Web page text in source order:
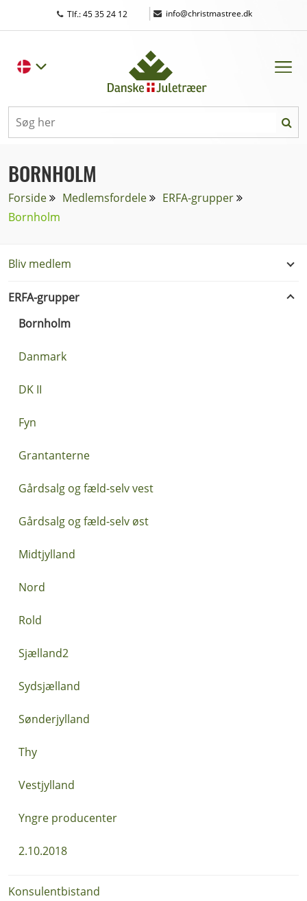
Tlf.: 45 35 24 12 | info@christmastree.dk
BORNHOLM
Forside Medlemsfordele
ERFA-grupper
Bornholm
Bliv medlem
ERFA-grupper
Bornholm
Danmark
DK II
Fyn
Grantanterne
Gårdsalg og fæld-selv vest
Gårdsalg og fæld-selv øst
Midtjylland
Nord
Rold
Sjælland2
Sydsjælland
Sønderjylland
Thy
Vestjylland
Yngre producenter
2.10.2018
Konsulentbistand